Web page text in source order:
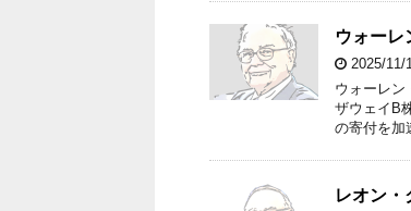
ウォーレ
2025/11/
ウォーレン
ザウェイB
の寄付を
レオン・